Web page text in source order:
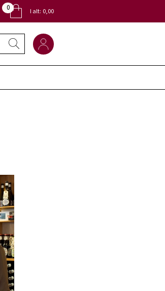
0 I alt: 0,00